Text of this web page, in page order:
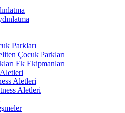
Parkları
Çocuk Parkları
Ek Ekipmanları
Aletleri
Aletleri